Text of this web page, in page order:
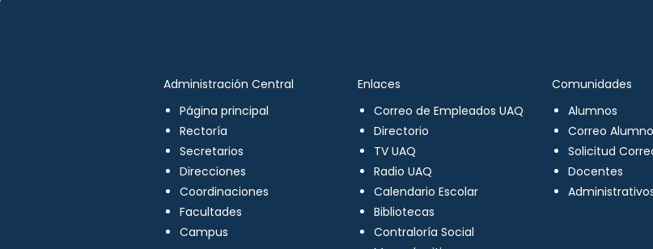
Administración Central
Página principal
Rectoría
Secretarios
Direcciones
Coordinaciones
Facultades
Campus
Enlaces
Correo de Empleados UAQ
Directorio
TV UAQ
Radio UAQ
Calendario Escolar
Bibliotecas
Contraloría Social
Comunidades
Alumnos
Correo
Solicitud
Docentes